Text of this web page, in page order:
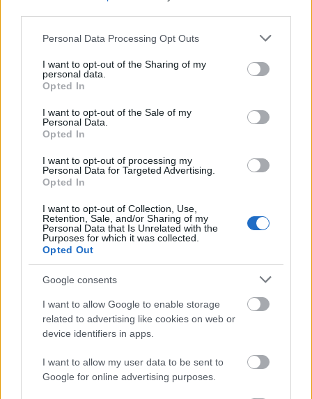
Please note that this website/app uses one or more Google
not limited to your visit or usage behaviour. You may click to
grant or deny consent to Google and its third-party tags to
use your data for below specified purposes in below Google
consent section.
Personal Data Processing Opt Outs
I want to opt-out of the Sharing of my
personal data.
Opted In
I want to opt-out of the Sale of my
Personal Data.
Opted In
I want to opt-out of processing my
Personal Data for Targeted Advertising.
Opted In
I want to opt-out of Collection, Use,
Retention, Sale, and/or Sharing of my
Personal Data that Is Unrelated with the
Purposes for which it was collected.
Opted Out
Google consents
I want to allow Google to enable storage
related to advertising like cookies on web or
device identifiers in apps.
I want to allow my user data to be sent to
Google for online advertising purposes.
ÉLETMÓD
5 zseniális dolog a dietetikus
szerint, amivel lassíthatod az